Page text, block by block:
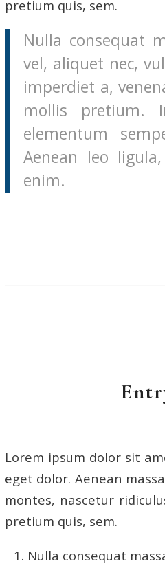
pretium quis, sem.
Nulla consequat
vel, aliquet nec,
imperdiet a,
mollis pretium.
elementum
Aenean leo
enim.
Lorem ipsum dolor sit
eget dolor. Aenean
montes, nascetur
pretium quis, sem.
Nulla consequat